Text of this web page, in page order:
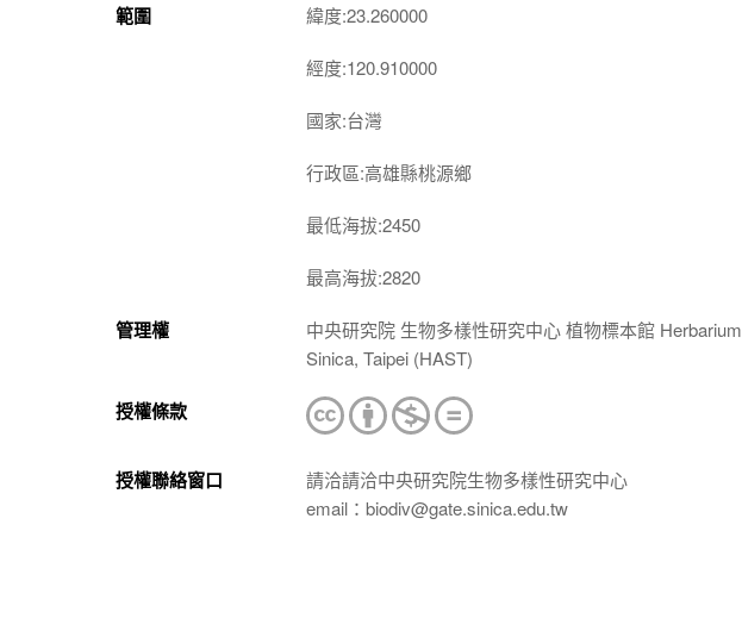
範圍 緯度:23.260000
經度:120.910000
國家:台灣
行政區:高雄縣桃源鄉
最低海拔:2450
最高海拔:2820
管理權
中央研究院 生物多樣性研究中心 植物標本館
Sinica, Taipei (HAST)
授權條款
授權聯絡窗口
請洽請洽中央研究院生物多樣性研究中心
email：biodiv@gate.sinica.edu.tw